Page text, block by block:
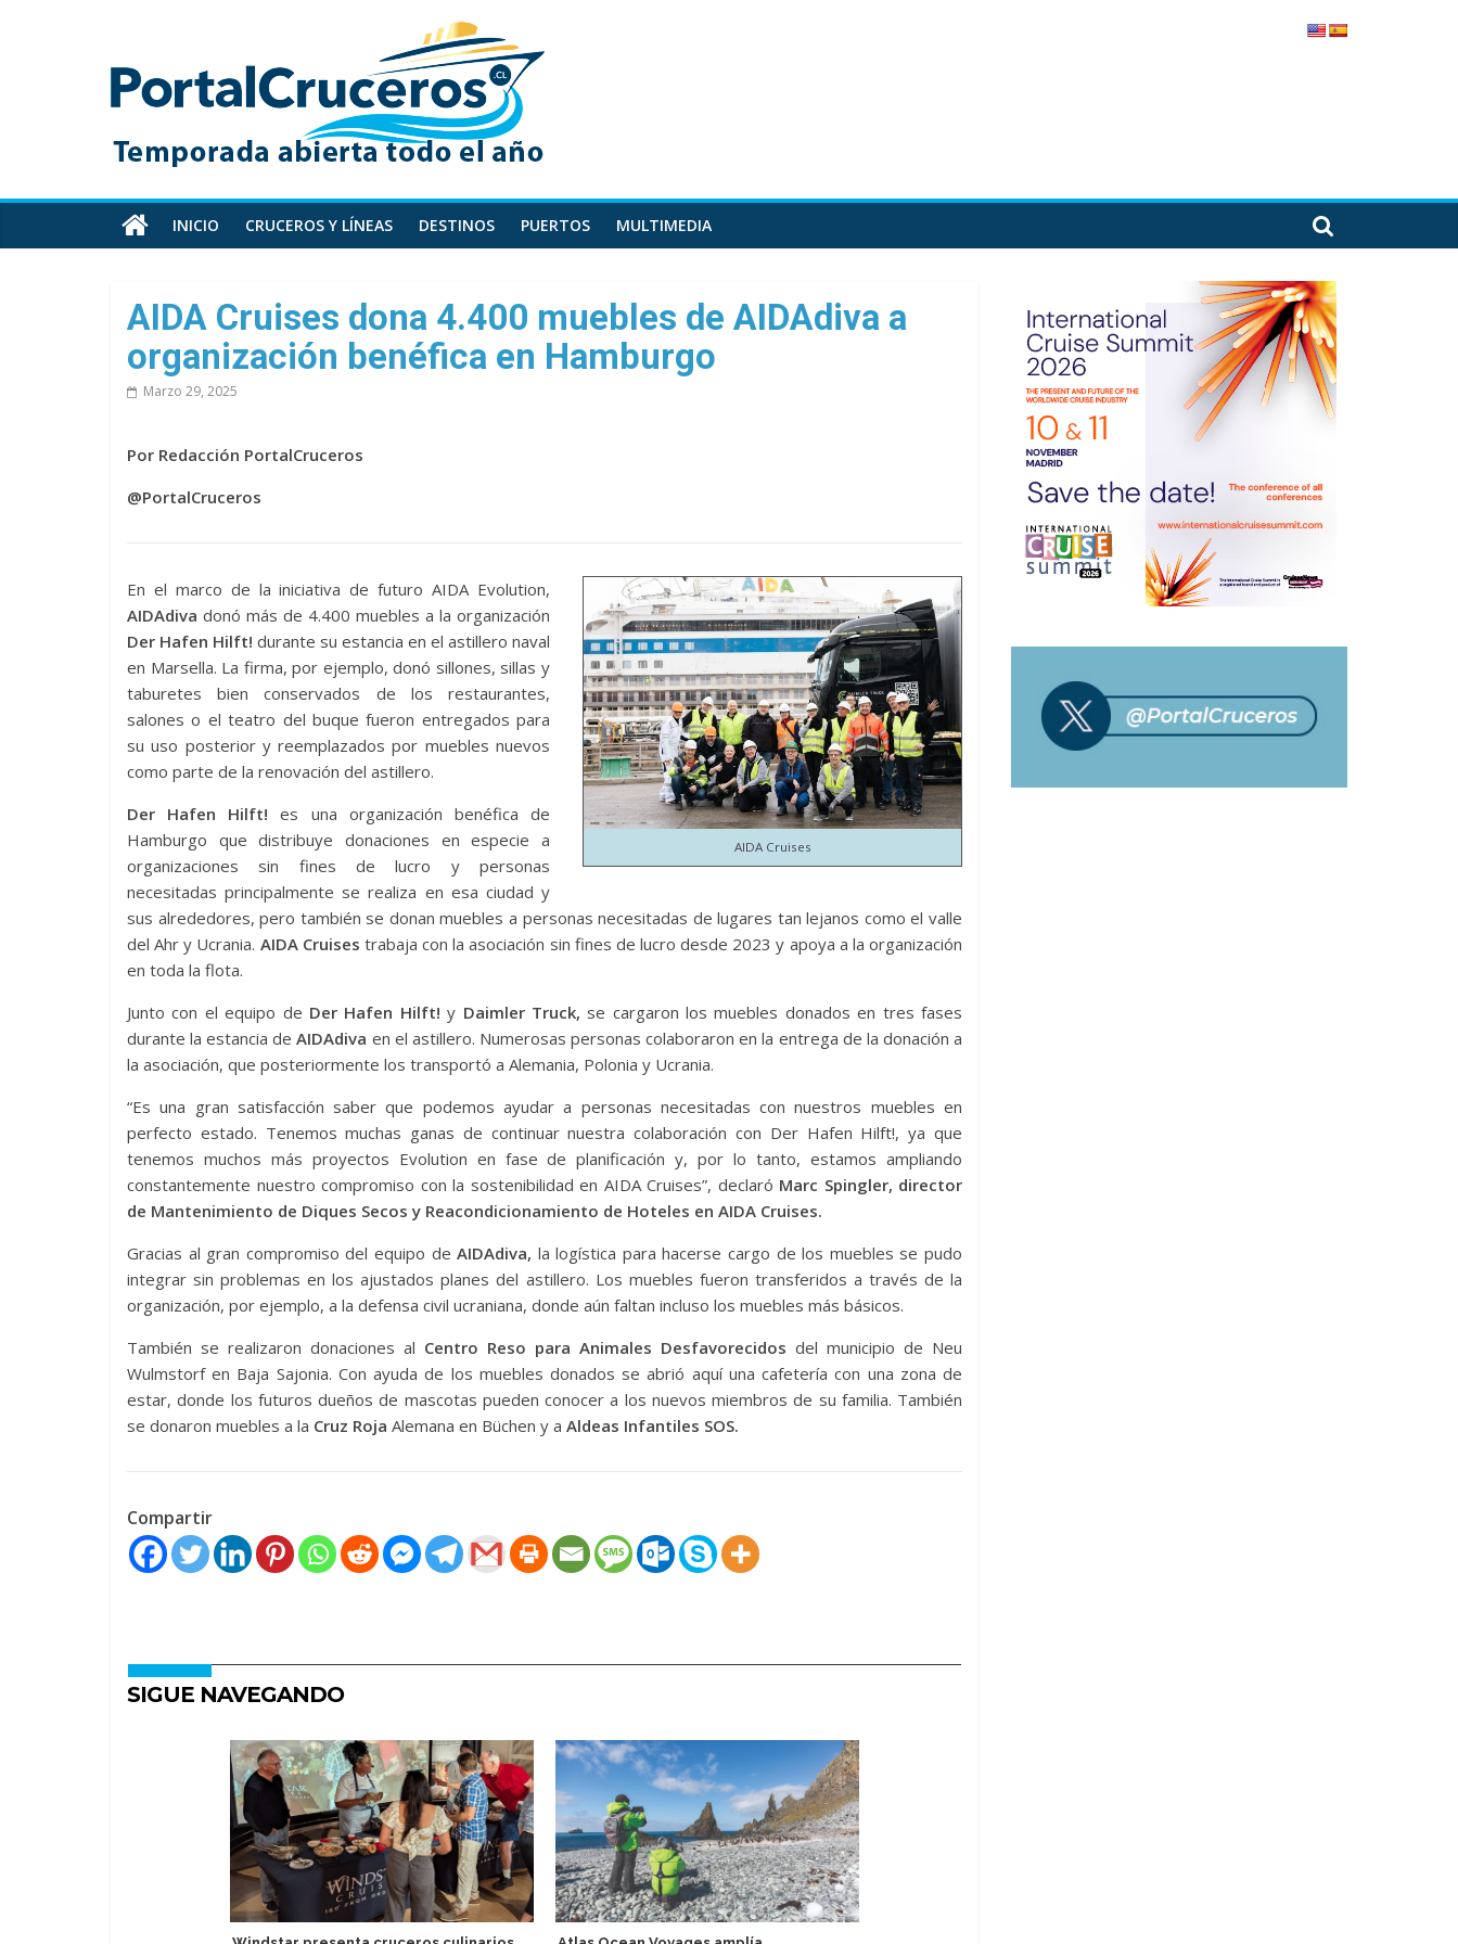
PortalCruceros
Toda
información
cruceros
en
un
sitio
INICIO CRUCEROS Y LÍNEAS DESTINOS PUERTOS MULTIMEDIA
AIDA Cruises dona 4.400 muebles de AIDAdiva a
organización benéfica en Hamburgo
Marzo 29, 2025
Por Redacción PortalCruceros
@PortalCruceros
AIDA Cruises
En el marco de la iniciativa de futuro AIDA Evolution,
AIDAdiva donó más de 4.400 muebles a la organización
Der Hafen Hilft! durante su estancia en el astillero naval
en Marsella. La firma, por ejemplo, donó sillones, sillas y
taburetes bien conservados de los restaurantes,
salones o el teatro del buque fueron entregados para
su uso posterior y reemplazados por muebles nuevos
como parte de la renovación del astillero.
Der Hafen Hilft! es una organización benéfica de
Hamburgo que distribuye donaciones en especie a
organizaciones sin fines de lucro y personas
necesitadas principalmente se realiza en esa ciudad y
sus alrededores, pero también se donan muebles a personas necesitadas de lugares tan lejanos como el valle
del Ahr y Ucrania. AIDA Cruises trabaja con la asociación sin fines de lucro desde 2023 y apoya a la organización
en toda la flota.
Junto con el equipo de Der Hafen Hilft! y Daimler Truck, se cargaron los muebles donados en tres fases
durante la estancia deAIDAdiva en el astillero. Numerosas personas colaboraron en la entrega de la donación a
la asociación, que posteriormente los transportó a Alemania, Polonia y Ucrania.
“Es una gran satisfacción saber que podemos ayudar a personas necesitadas con nuestros muebles en
perfecto estado. Tenemos muchas ganas de continuar nuestra colaboración con Der Hafen Hilft!, ya que
tenemos muchos más proyectos Evolution en fase de planificación y, por lo tanto, estamos ampliando
constantemente nuestro compromiso con la sostenibilidad en AIDA Cruises”, declaró Marc Spingler, director
de Mantenimiento de Diques Secos y Reacondicionamiento de Hoteles en AIDA Cruises.
Gracias al gran compromiso del equipo deAIDAdiva, la logística para hacerse cargo de los muebles se pudo
integrar sin problemas en los ajustados planes del astillero. Los muebles fueron transferidos a través de la
organización, por ejemplo, a la defensa civil ucraniana, donde aún faltan incluso los muebles más básicos.
También se realizaron donaciones al Centro Reso para Animales Desfavorecidos del municipio de Neu
Wulmstorf en Baja Sajonia. Con ayuda de los muebles donados se abrió aquí una cafetería con una zona de
estar, donde los futuros dueños de mascotas pueden conocer a los nuevos miembros de su familia. También
se donaron muebles a la Cruz Roja Alemana en Büchen y a Aldeas Infantiles SOS.
Compartir
SIGUE NAVEGANDO